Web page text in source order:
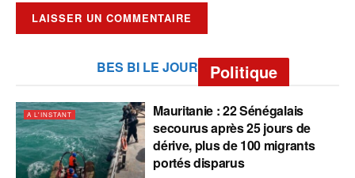
BES BI LE JOUR Politique
A L'INSTANT
Mauritanie : 22 Sénégalais
secourus après 25 jours de
dérive, plus de 100 migrants
portés disparus